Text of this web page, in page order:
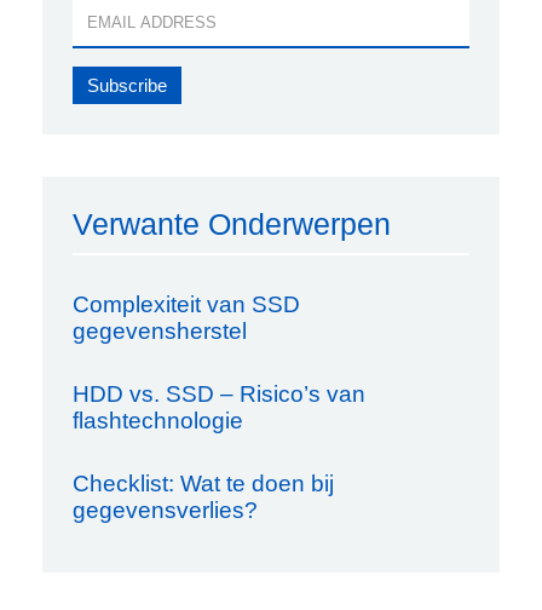
Verwante Onderwerpen
Complexiteit van SSD
gegevensherstel
HDD vs. SSD – Risico’s van
flashtechnologie
Checklist: Wat te doen bij
gegevensverlies?